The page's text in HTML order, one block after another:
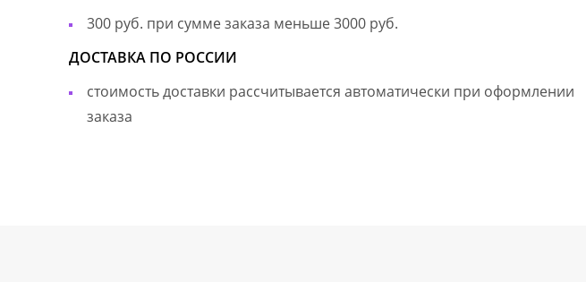
300 руб. при сумме заказа меньше 3000 руб.
ДОСТАВКА ПО РОССИИ
стоимость доставки рассчитывается автоматически при оформлении
заказа